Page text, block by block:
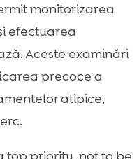
monitorizarea
efectuarea
Aceste examinări
precoce a
atipice,